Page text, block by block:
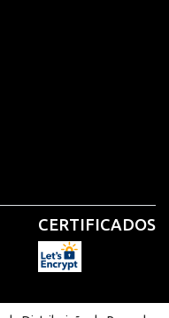
CERTIFICADOS